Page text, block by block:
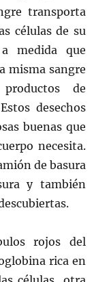
transporta
células de su
medida que
misma sangre
de
desechos
buenas que
necesita.
de basura
y también
rojos del
rica en